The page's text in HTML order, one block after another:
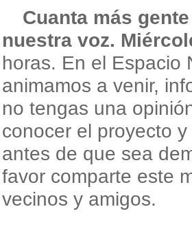
Cuanta más
nuestra voz.
horas. En el Espacio
animamos a venir,
no tengas una
conocer el proyecto
antes de que sea
favor comparte este
vecinos y amigos.